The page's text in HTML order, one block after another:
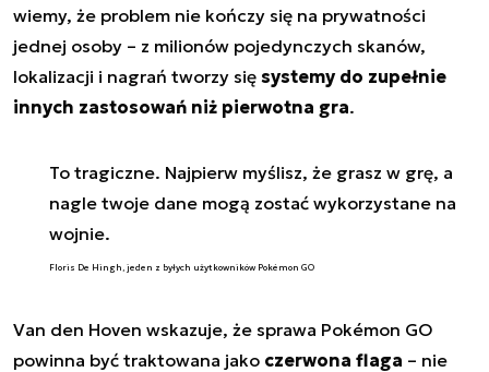
wiemy, że problem nie kończy się na prywatności
jednej osoby – z milionów pojedynczych skanów,
lokalizacji i nagrań tworzy się systemy do zupełnie
innych zastosowań niż pierwotna gra.
To tragiczne. Najpierw myślisz, że grasz w grę, a
nagle twoje dane mogą zostać wykorzystane na
wojnie.
Floris De Hingh, jeden z byłych użytkowników Pokémon GO
Van den Hoven wskazuje, że sprawa Pokémon GO
powinna być traktowana jako czerwona flaga – nie